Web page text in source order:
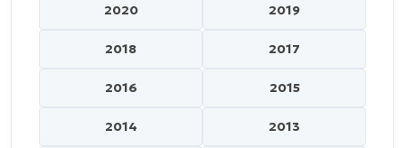
2020 2019
2018 2017
2016 2015
2014 2013